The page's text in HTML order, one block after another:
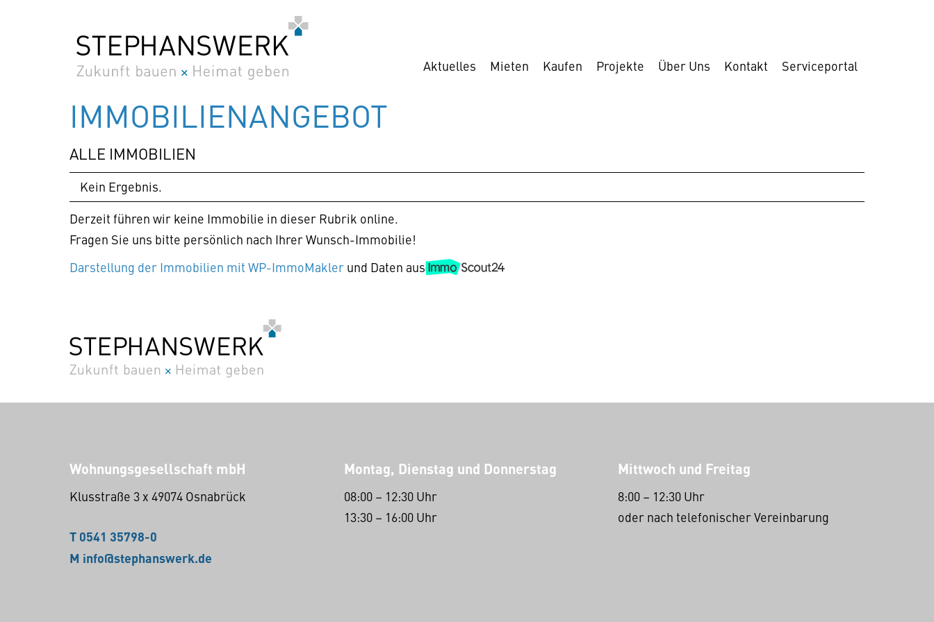
Aktuelles
Mieten Kaufen Projekte Über Uns Kontakt Serviceportal
IMMOBILIEN­ANGEBOT
ALLE IMMOBILIEN
Kein Ergebnis.
Derzeit führen wir keine Immobilie in dieser Rubrik online.
Fragen Sie uns bitte persönlich nach Ihrer Wunsch-Immobilie!
Darstellung der Immobilien mit WP-ImmoMakler und Daten aus
Wohnungsgesellschaft mbH
Klusstraße 3 x 49074 Osnabrück
T 0541 35798-0
M info@stephanswerk.de
Montag, Dienstag und Donnerstag
08:00 – 12:30 Uhr
13:30 – 16:00 Uhr
Mittwoch und Freitag
8:00 – 12:30 Uhr
oder nach telefonischer Vereinbarung